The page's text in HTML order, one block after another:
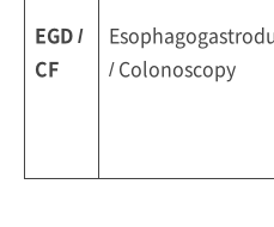
EGD /
CF
/ Colonoscopy